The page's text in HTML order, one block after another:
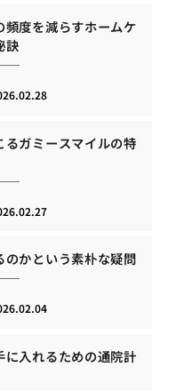
度を減らすホームケ
訣
ガミースマイルの特
かという素朴な疑問
入れるための通院計